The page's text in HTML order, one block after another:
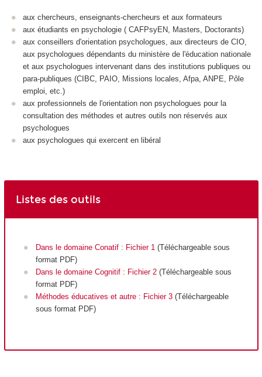
aux chercheurs, enseignants-chercheurs et aux formateurs
aux étudiants en psychologie ( CAFPsyEN, Masters, Doctorants)
aux conseillers d'orientation psychologues, aux directeurs de CIO,
aux psychologues dépendants du ministère de l'éducation nationale
et aux psychologues intervenant dans des institutions publiques ou
para-publiques (CIBC, PAIO, Missions locales, Afpa, ANPE, Pôle
emploi, etc.)
aux professionnels de l'orientation non psychologues pour la
consultation des méthodes et autres outils non réservés aux
psychologues
aux psychologues qui exercent en libéral
Listes des outils
Dans le domaine Conatif : Fichier 1(Téléchargeable sous
format PDF)
Dans le domaine Cognitif : Fichier 2(Téléchargeable sous
format PDF)
Méthodes éducatives et autre : Fichier 3(Téléchargeable
sous format PDF)